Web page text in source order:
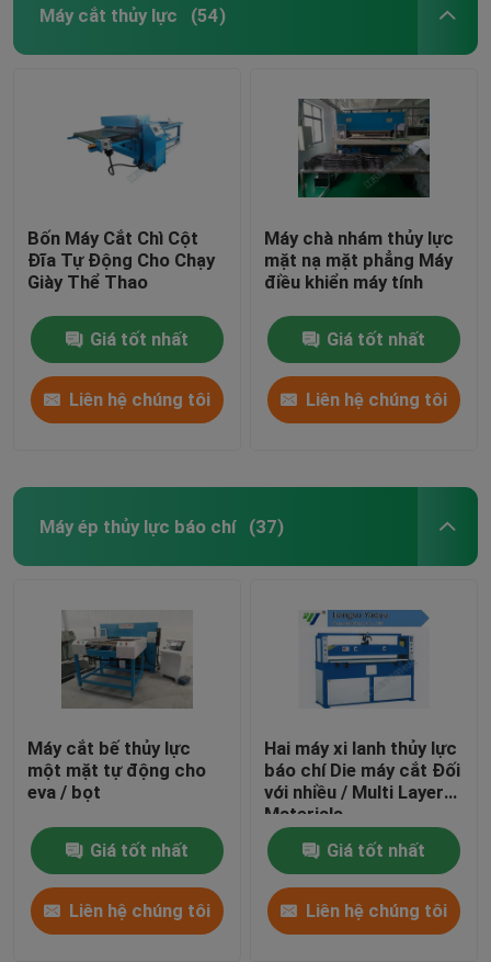
Máy cắt thủy lực (54)
Bốn Máy Cắt Chì Cột
Đĩa Tự Động Cho Chạy
Giày Thể Thao
Giá tốt nhất
Liên hệ chúng tôi
Máy chà nhám thủy lực
mặt nạ mặt phẳng Máy
điều khiển máy tính
Giá tốt nhất
Liên hệ chúng tôi
Máy ép thủy lực báo chí (37)
Máy cắt bế thủy lực
một mặt tự động cho
eva / bọt
Giá tốt nhất
Liên hệ chúng tôi
Hai máy xi lanh thủy lực
báo chí Die máy cắt Đối
với nhiều / Multi Layer
Materials
Giá tốt nhất
Liên hệ chúng tôi